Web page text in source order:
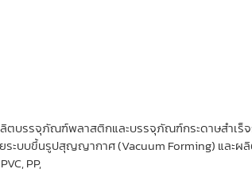
ลิตบรรจุภัณฑ์พลาสติกและบรรจุภัณฑ์กระดาษสำเ
บบขึ้นรูปสุญญากาศ (Vacuum Forming) และผ
PP,